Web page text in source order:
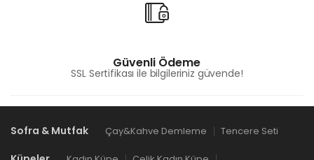
Güvenli Ödeme
SSL Sertifikası ile bilgileriniz güvende!
Sofra & Mutfak Çay&Kahve Demleme Tencere Seti